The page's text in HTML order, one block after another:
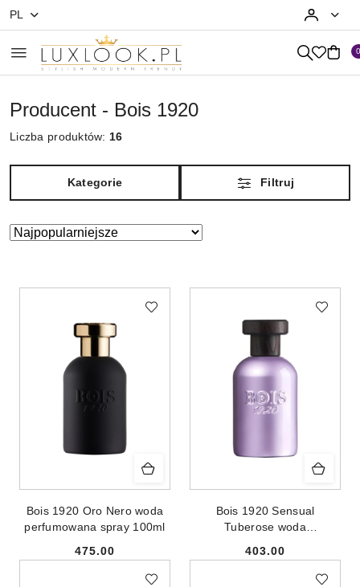
Przejdź do treści głównej
Przejdź do wyszukiwarki
Przejdź do moje konto
Przejdź do menu głównego
Przejdź do stopki
0
PL
Producent - Bois 1920
Liczba produktów: 16
Kategorie Filtruj
Zastosowano
Sortuj
Bois 1920 Oro Nero woda
perfumowana spray 100ml
Cena:
475.00
Bois 1920 Sensual
Tuberose woda
Cena:
403.00